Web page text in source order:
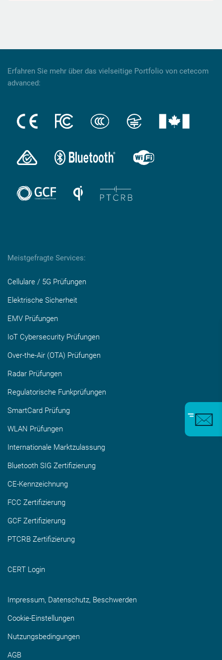
Erfahren Sie mehr über das vielseitige Portfolio von cetecom
advanced:
Meistgefragte Services:
Cellulare / 5G Prüfungen
Elektrische Sicherheit
EMV Prüfungen
IoT Cybersecurity Prüfungen
Over-the-Air (OTA) Prüfungen
Radar Prüfungen
Regulatorische Funkprüfungen
SmartCard Prüfung
WLAN Prüfungen
Internationale Marktzulassung
Bluetooth SIG Zertifizierung
CE-Kennzeichnung
FCC Zertifizierung
GCF Zertifizierung
PTCRB Zertifizierung
CERT Login
Impressum, Datenschutz, Beschwerden
Cookie-Einstellungen
Nutzungsbedingungen
AGB